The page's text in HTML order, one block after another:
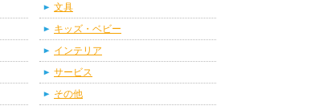
文具
キッズ・ベビー
インテリア
サービス
その他